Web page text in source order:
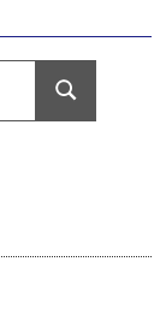
検
索